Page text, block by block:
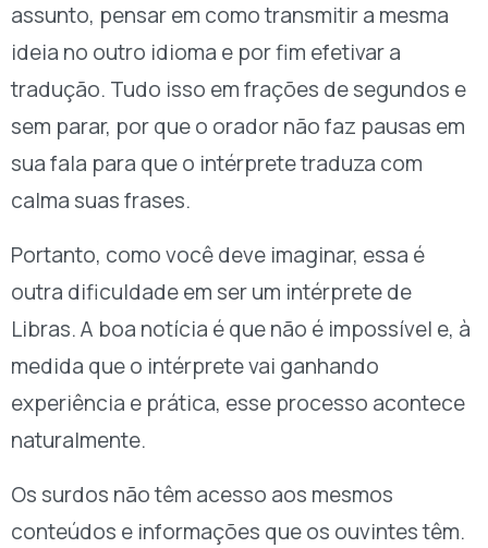
assunto, pensar em como transmitir a mesma
ideia no outro idioma e por fim efetivar a
tradução. Tudo isso em frações de segundos e
sem parar, por que o orador não faz pausas em
sua fala para que o intérprete traduza com
calma suas frases.
Portanto, como você deve imaginar, essa é
outra dificuldade em ser um intérprete de
Libras. A boa notícia é que não é impossível e, à
medida que o intérprete vai ganhando
experiência e prática, esse processo acontece
naturalmente.
Os surdos não têm acesso aos mesmos
conteúdos e informações que os ouvintes têm.